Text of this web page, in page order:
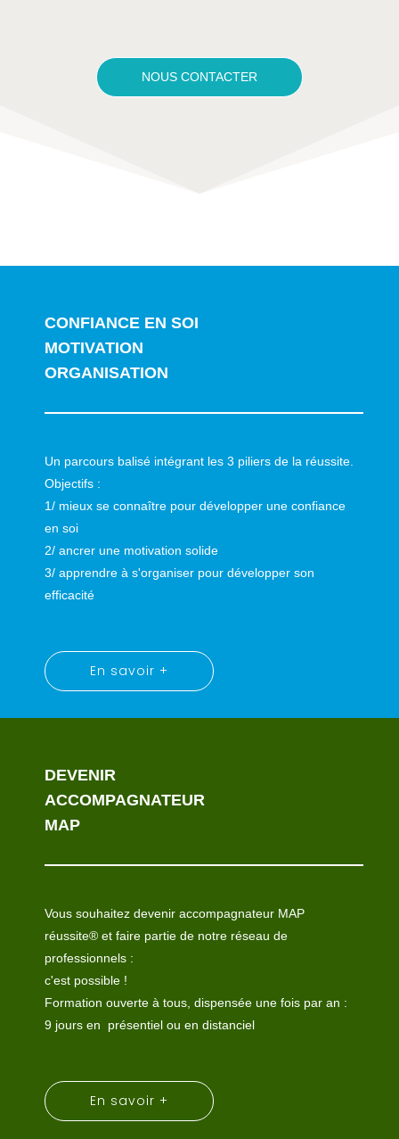
NOUS CONTACTER
CONFIANCE EN SOI
MOTIVATION
ORGANISATION
Un parcours balisé intégrant les 3 piliers de la réussite.
Objectifs :
1/ mieux se connaître pour développer une confiance
en soi
2/ ancrer une motivation solide
3/ apprendre à s'organiser pour développer son
efficacité
En savoir +
DEVENIR
ACCOMPAGNATEUR
MAP
Vous souhaitez devenir accompagnateur MAP
réussite® et faire partie de notre réseau de
professionnels :
c'est possible !
Formation ouverte à tous, dispensée une fois par an :
9 jours en présentiel ou en distanciel
En savoir +